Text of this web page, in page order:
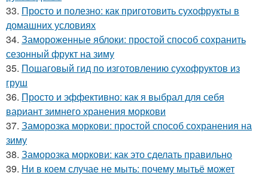
33. Просто и полезно: как приготовить сухофрукты в
домашних условиях
34. Замороженные яблоки: простой способ сохранить
сезонный фрукт на зиму
35. Пошаговый гид по изготовлению сухофруктов из
груш
36. Просто и эффективно: как я выбрал для себя
вариант зимнего хранения моркови
37. Заморозка моркови: простой способ сохранения на
зиму
38. Заморозка моркови: как это сделать правильно
39. Ни в коем случае не мыть: почему мытьё может